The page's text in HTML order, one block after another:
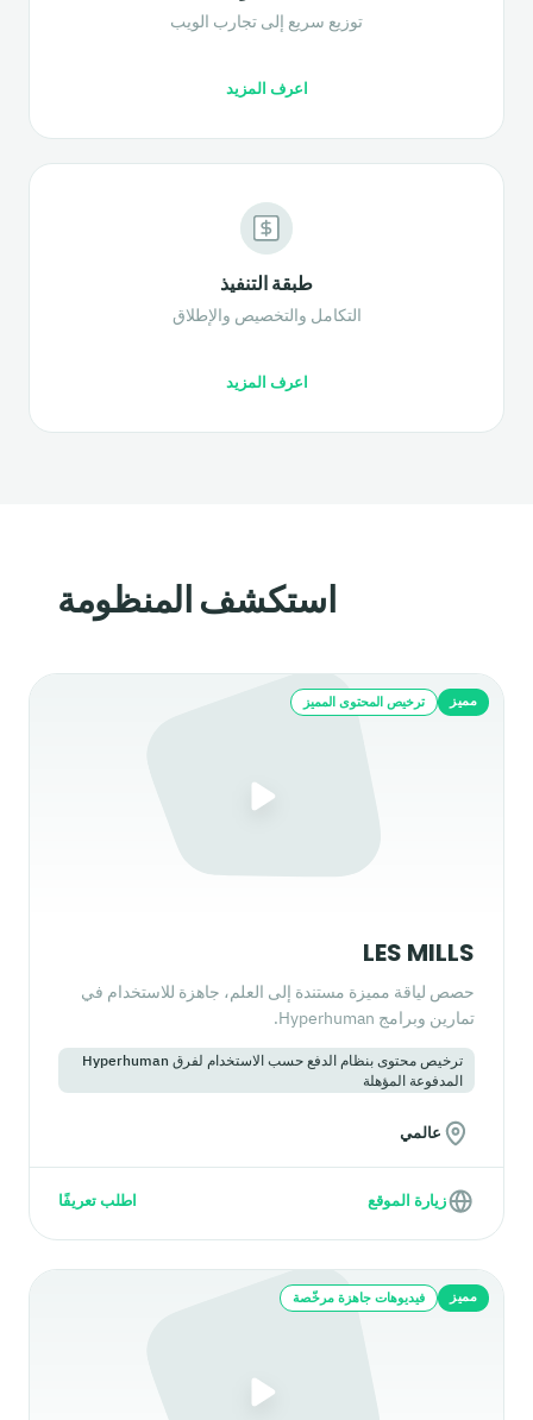
توزيع سريع إلى تجارب الويب
اعرف المزيد
طبقة التنفيذ
التكامل والتخصيص والإطلاق
اعرف المزيد
استكشف المنظومة
مميز ترخيص المحتوى المميز
LES MILLS
حصص لياقة مميزة مستندة إلى العلم، جاهزة للاستخدام في
تمارين وبرامج Hyperhuman.
ترخيص محتوى بنظام الدفع حسب الاستخدام لفرق Hyperhuman
المدفوعة المؤهلة
عالمي
زيارة الموقع اطلب تعريفًا
مميز فيديوهات جاهزة مرخّصة